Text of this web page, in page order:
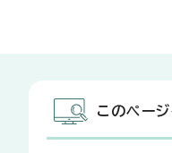
このペー